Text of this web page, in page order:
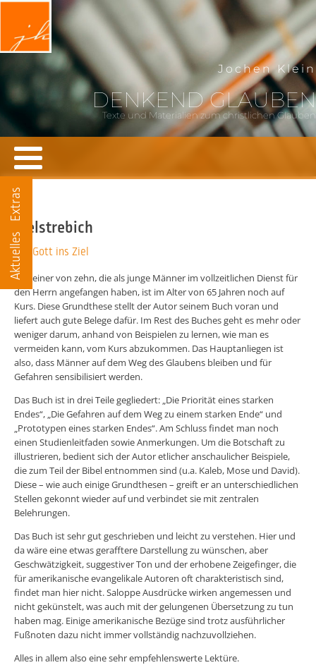
Aktuelles
Extras
Jochen Klein
DENKEND GLAUBEN
Texte und Materialien zum christlichen Glauben
Zielstrebich
Mit Gott ins Ziel
Nur einer von zehn, die als junge Männer im vollzeitlichen Dienst für
den Herrn angefangen haben, ist im Alter von 65 Jahren noch auf
Kurs. Diese Grundthese stellt der Autor seinem Buch voran und
liefert auch gute Belege dafür. Im Rest des Buches geht es mehr oder
weniger darum, anhand von Beispielen zu lernen, wie man es
vermeiden kann, vom Kurs abzukommen. Das Hauptanliegen ist
also, dass Männer auf dem Weg des Glaubens bleiben und für
Gefahren sensibilisiert werden.
Das Buch ist in drei Teile gegliedert: „Die Priorität eines starken
Endes“, „Die Gefahren auf dem Weg zu einem starken Ende“ und
„Prototypen eines starken Endes“. Am Schluss findet man noch
einen Studienleitfaden sowie Anmerkungen. Um die Botschaft zu
illustrieren, bedient sich der Autor etlicher anschaulicher Beispiele,
die zum Teil der Bibel entnommen sind (u.a. Kaleb, Mose und David).
Diese – wie auch einige Grundthesen – greift er an unterschiedlichen
Stellen gekonnt wieder auf und verbindet sie mit zentralen
Belehrungen.
Das Buch ist sehr gut geschrieben und leicht zu verstehen. Hier und
da wäre eine etwas gerafftere Darstellung zu wünschen, aber
Geschwätzigkeit, suggestiver Ton und der erhobene Zeigefinger, die
für amerikanische evangelikale Autoren oft charakteristisch sind,
findet man hier nicht. Saloppe Ausdrücke wirken angemessen und
nicht gekünstelt, was auch mit der gelungenen Übersetzung zu tun
haben mag. Einige amerikanische Bezüge sind trotz ausführlicher
Fußnoten dazu nicht immer vollständig nachzuvollziehen.
Alles in allem also eine sehr empfehlenswerte Lektüre.